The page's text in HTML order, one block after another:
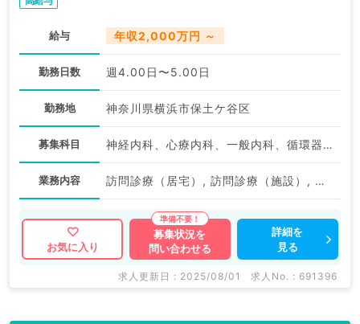
給与 年収2,000万円 ～
勤務日数 週4.00日〜5.00日
勤務地 神奈川県横浜市保土ケ谷区
募集科目 神経内科、心療内科、一般内科、循環器内科、呼吸器内科、消化器内科、内分泌・代謝内科、腎臓内科、老年内科
業務内容 訪問診療（居宅）, 訪問診療（施設）, 訪問診療（居宅）, 訪問診療（施設）
お気に入り
募集状況を
問い合わせる
詳細を
見る
求人更新日 : 2025/08/01 求人No. : 691396